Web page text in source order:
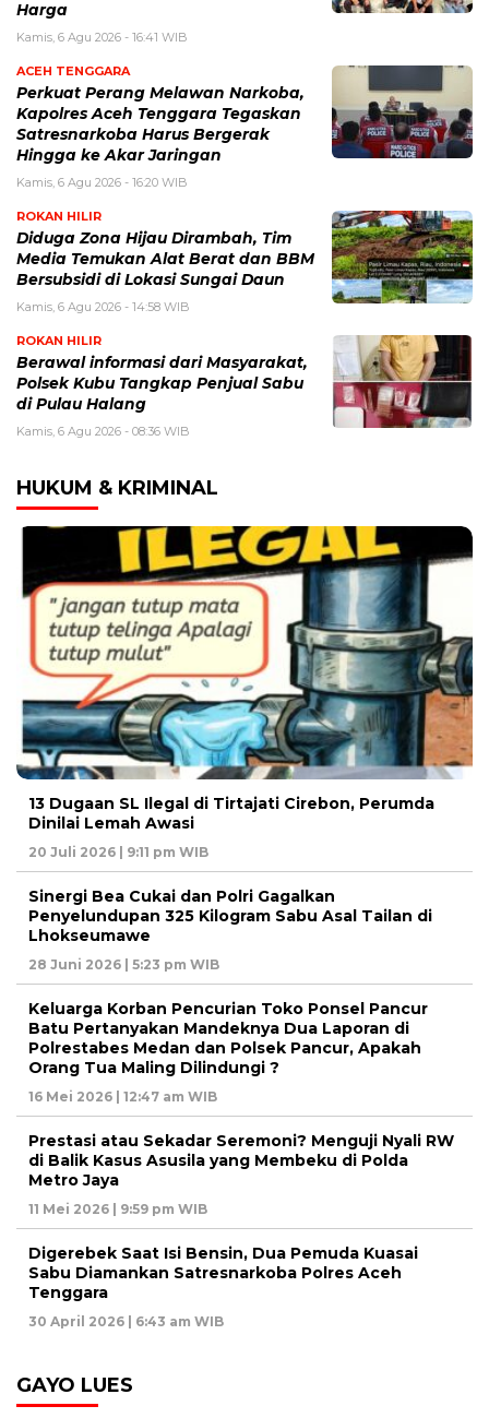
Harga
Kamis, 6 Agu 2026 - 16:41 WIB
ACEH TENGGARA
Perkuat Perang Melawan Narkoba,
Kapolres Aceh Tenggara Tegaskan
Satresnarkoba Harus Bergerak
Hingga ke Akar Jaringan
Kamis, 6 Agu 2026 - 16:20 WIB
ROKAN HILIR
Diduga Zona Hijau Dirambah, Tim
Media Temukan Alat Berat dan BBM
Bersubsidi di Lokasi Sungai Daun
Kamis, 6 Agu 2026 - 14:58 WIB
ROKAN HILIR
Berawal informasi dari Masyarakat,
Polsek Kubu Tangkap Penjual Sabu
di Pulau Halang
Kamis, 6 Agu 2026 - 08:36 WIB
HUKUM & KRIMINAL
13 Dugaan SL Ilegal di Tirtajati Cirebon, Perumda
Dinilai Lemah Awasi
20 Juli 2026 | 9:11 pm WIB
Sinergi Bea Cukai dan Polri Gagalkan
Penyelundupan 325 Kilogram Sabu Asal Tailan di
Lhokseumawe
28 Juni 2026 | 5:23 pm WIB
Keluarga Korban Pencurian Toko Ponsel Pancur
Batu Pertanyakan Mandeknya Dua Laporan di
Polrestabes Medan dan Polsek Pancur, Apakah
Orang Tua Maling Dilindungi ?
16 Mei 2026 | 12:47 am WIB
Prestasi atau Sekadar Seremoni? Menguji Nyali RW
di Balik Kasus Asusila yang Membeku di Polda
Metro Jaya
11 Mei 2026 | 9:59 pm WIB
Digerebek Saat Isi Bensin, Dua Pemuda Kuasai
Sabu Diamankan Satresnarkoba Polres Aceh
Tenggara
30 April 2026 | 6:43 am WIB
GAYO LUES